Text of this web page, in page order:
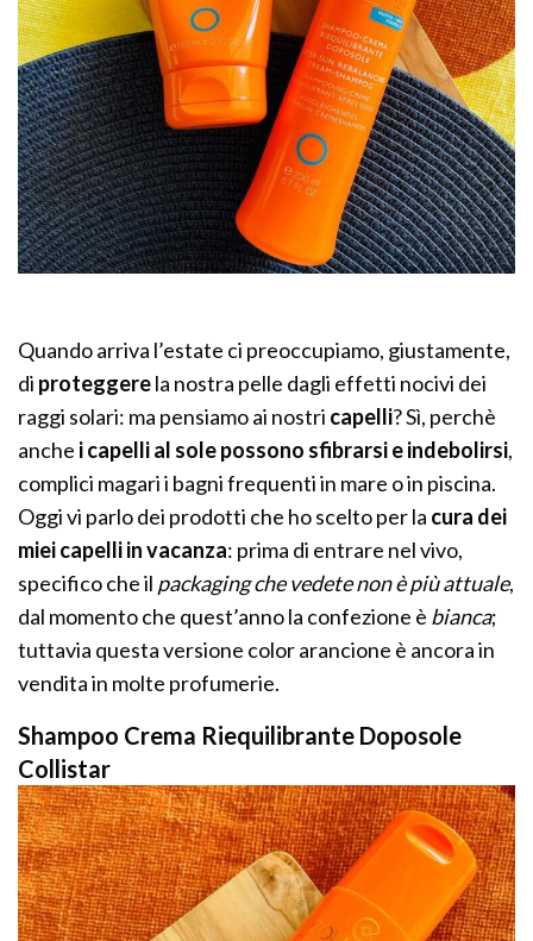
Quando arriva l’estate ci preoccupiamo, giustamente,
di proteggerela nostra pelle dagli effetti nocivi dei
raggi solari: ma pensiamo ai nostri capelli? Sì, perchè
anche i capelli al sole possono sfibrarsi e indebolirsi,
complici magari i bagni frequenti in mare o in piscina.
Oggi vi parlo dei prodotti che ho scelto per la cura dei
miei capelli in vacanza: prima di entrare nel vivo,
specifico che il packaging che vedete non è più attuale,
dal momento che quest’anno la confezione è bianca;
tuttavia questa versione color arancione è ancora in
vendita in molte profumerie.
Shampoo Crema Riequilibrante Doposole
Collistar